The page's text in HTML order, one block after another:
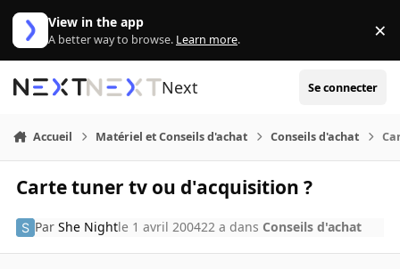
Aller au contenu
View in the app
A better way to browse. Learn more. ×
Next Se connecter
Accueil Matériel et Conseils d'achat Conseils d'achat
Carte tuner tv ou d'acquisition ?
ParShe Nightle 1 avril 200422 a dans Conseils d'achat